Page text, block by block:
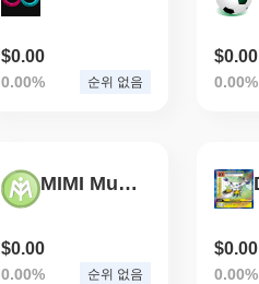
$0.00
0.00% 순위 없음
$0.00
0.00%
MIMI Mundi Coin
$0.00
0.00% 순위 없음
$0.00
0.00%